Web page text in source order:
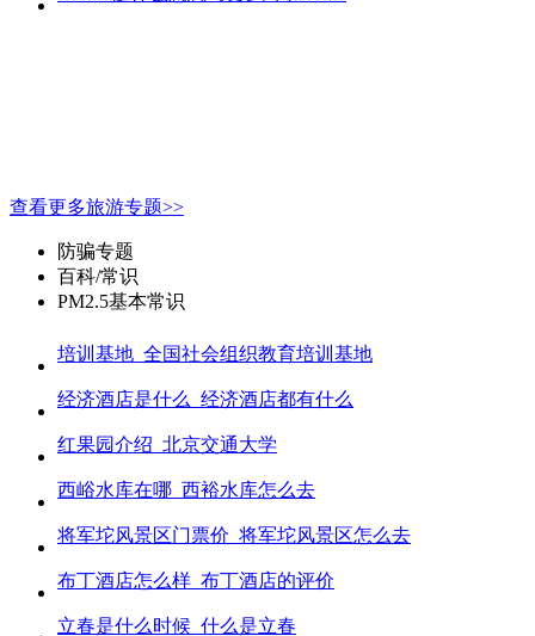
查看更多旅游专题>>
防骗专题
百科/常识
PM2.5基本常识
培训基地_全国社会组织教育培训基地
经济酒店是什么_经济酒店都有什么
红果园介绍_北京交通大学
西峪水库在哪_西裕水库怎么去
将军坨风景区门票价_将军坨风景区怎么去
布丁酒店怎么样_布丁酒店的评价
立春是什么时候_什么是立春